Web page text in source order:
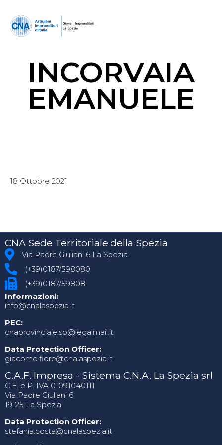
INCORVAIA
EMANUELE
18 Ottobre 2021
CNA Sede Territoriale della Spezia
Via Padre Giuliani 6 La Spezia
(+39)0187/598080
(+39)0187/598081
Informazioni:
info@cnalaspezia.it
PEC:
cnaprovinciale.sp@legalmail.it
Data Protection Officer:
giacomo.fiore@cnalaspezia.it
C.A.F. Impresa - Sistema C.N.A. La Spezia srl
C.F. e P. IVA 01091040111
Via Padre Giuliani 6
19125 La Spezia
Data Protection Officer:
stefania.costa@cnalaspezia.it